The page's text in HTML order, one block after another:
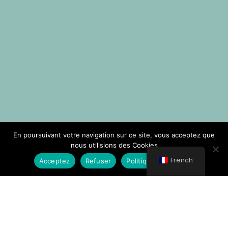
French
En poursuivant votre navigation sur ce site, vous acceptez que
nous utilisions des Cookies
Acceptez
Refuser Politique de Cookies